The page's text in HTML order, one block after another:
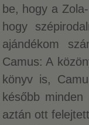
be, hogy a
hogy
ajándékom
Camus: A
könyv is,
később
aztán ott